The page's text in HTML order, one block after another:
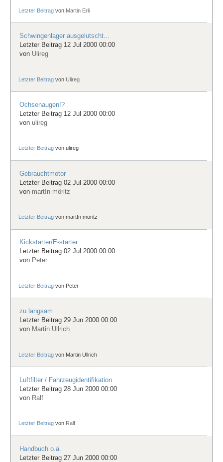
Letzter Beitrag von Martin Erli
Schwingenlager ausgelutscht...
Letzter Beitrag 12 Jul 2000 00:00
von Ulireg
Letzter Beitrag von Ulireg
Ochsenaugen!?
Letzter Beitrag 12 Jul 2000 00:00
von ulireg
Letzter Beitrag vonulireg
Gebrauchtmotor
Letzter Beitrag 02 Jul 2000 00:00
von mart!n möritz
Letzter Beitrag vonmart!n möritz
Kickstarter/E-starter
Letzter Beitrag 02 Jul 2000 00:00
von Peter
Letzter Beitrag von Peter
zu langsam
Letzter Beitrag 29 Jun 2000 00:00
von Martin Ullrich
Letzter Beitrag von Martin Ullrich
Luftfilter / Fahrzeugidentifikation
Letzter Beitrag 28 Jun 2000 00:00
von Ralf
Letzter Beitrag von Ralf
Handbuch o.ä.
Letzter Beitrag 27 Jun 2000 00:00